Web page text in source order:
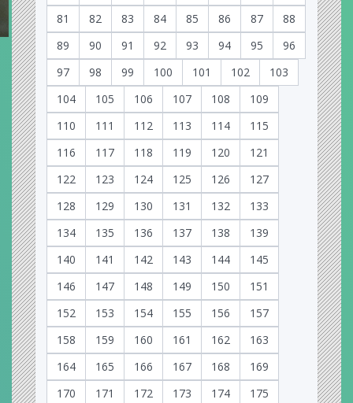
81
82 83 84 85 86 87
88
89
90 91 92 93 94 95
96
97
98 99 100 101 102
103
104
105 106 107 108
109
110
111 112 113 114
115
116
117 118 119 120
121
122
123 124 125 126
127
128
129 130 131 132
133
134
135 136 137 138
139
140
141 142 143 144
145
146
147 148 149 150
151
152
153 154 155 156
157
158
159 160 161 162
163
164
165 166 167 168
169
170
171 172 173 174
175